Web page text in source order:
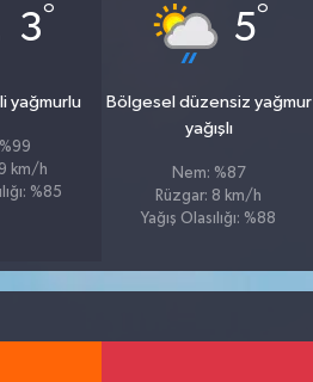
3°
yağmurlu
km/h
%85
5°
Bölgesel düzensiz yağmur
yağışlı
Nem: %87
Rüzgar: 8 km/h
Yağış Olasılığı: %88